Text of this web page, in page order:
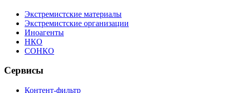
Экстремистские материалы
Экстремистские организации
Иноагенты
НКО
СОНКО
Сервисы
Контент-фильтр